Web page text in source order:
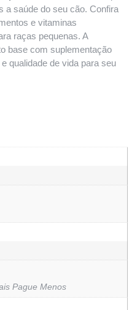
a saúde do seu cão. Confira
e vitaminas
raças pequenas. A
base com suplementação
qualidade de vida para seu
Pague Menos